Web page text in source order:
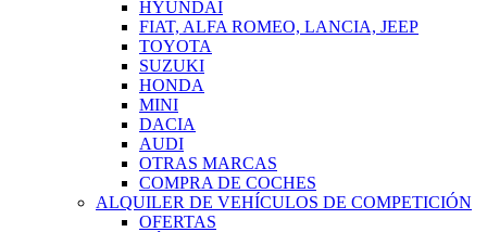
HYUNDAI
FIAT, ALFA ROMEO, LANCIA, JEEP
TOYOTA
SUZUKI
HONDA
MINI
DACIA
AUDI
OTRAS MARCAS
COMPRA DE COCHES
ALQUILER DE VEHÍCULOS DE COMPETICIÓN
OFERTAS